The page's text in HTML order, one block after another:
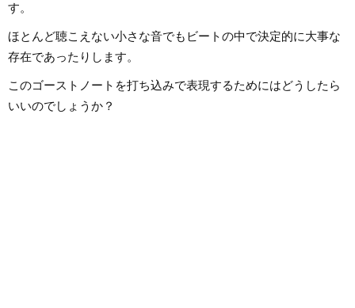
す。
ほとんど聴こえない小さな音でもビートの中で決定的に大事な
存在であったりします。
このゴーストノートを打ち込みで表現するためにはどうしたら
いいのでしょうか？